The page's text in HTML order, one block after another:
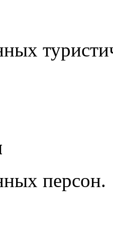
персон.